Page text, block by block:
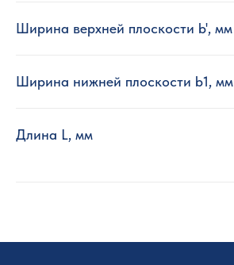
Шиpинa вepxнeй плocкocти b', мм
Шиpинa нижнeй плocкocти b1, мм
Длинa L, мм